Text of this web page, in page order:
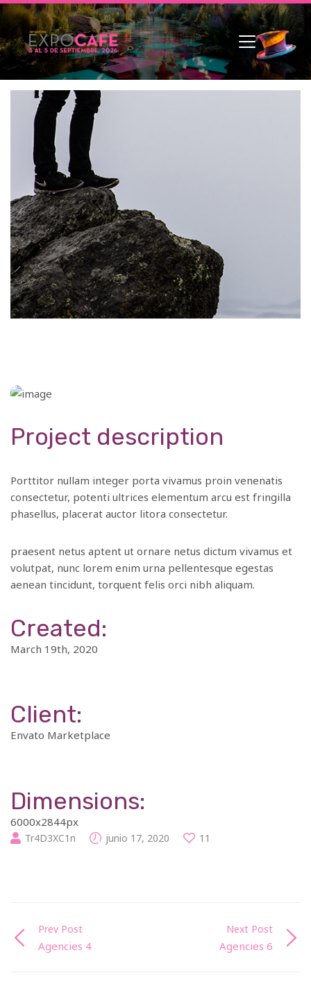
Project description
Porttitor nullam integer porta vivamus proin venenatis
consectetur, potenti ultrices elementum arcu est fringilla
phasellus, placerat auctor litora consectetur.
praesent netus aptent ut ornare netus dictum vivamus et
volutpat, nunc lorem enim urna pellentesque egestas
aenean tincidunt, torquent felis orci nibh aliquam.
Created:
March 19th, 2020
Client:
Envato Marketplace
Dimensions:
6000x2844px
Tr4D3XC1n junio 17, 2020 11
Prev Post
Agencies 4
Next Post
Agencies 6